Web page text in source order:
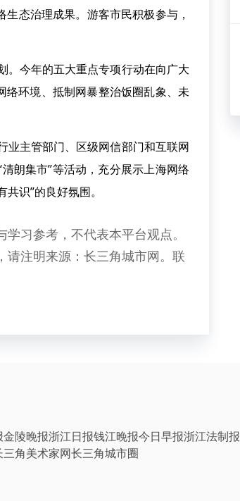
态治理成果。游客市民积极参与，
今年的五大重点专项行动在向广大
环境、抵制网暴整治饭圈乱象、未
主管部门、区级网信部门和互联网
朗集市”等活动，充分展示上海网络
识”的良好氛围。
习参考，不代表本平台观点。
请注明来源：长三角城市网。联
金陵晚报浙江日报钱江晚报今日早报浙江法制报
三角美术家网长三角城市圈